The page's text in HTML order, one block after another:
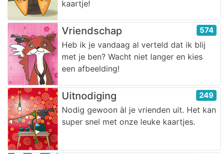
kaartje!
Vriendschap 574
Heb ik je vandaag al verteld dat ik blij
met je ben? Wacht niet langer en kies
een afbeelding!
Uitnodiging 249
Nodig gewoon àl je vrienden uit. Het kan
super snel met onze leuke kaartjes.